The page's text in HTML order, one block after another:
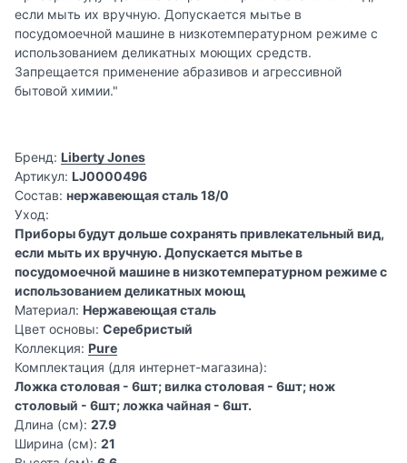
если мыть их вручную. Допускается мытье в
посудомоечной машине в низкотемпературном режиме с
использованием деликатных моющих средств.
Запрещается применение абразивов и агрессивной
бытовой химии."
Бренд: Liberty Jones
Артикул: LJ0000496
Состав: нержавеющая сталь 18/0
Уход:
Приборы будут дольше сохранять привлекательный вид,
если мыть их вручную. Допускается мытье в
посудомоечной машине в низкотемпературном режиме с
использованием деликатных моющ
Материал: Нержавеющая сталь
Цвет основы: Серебристый
Коллекция: Pure
Комплектация (для интернет-магазина):
Ложка столовая - 6шт; вилка столовая - 6шт; нож
столовый - 6шт; ложка чайная - 6шт.
Длина (см): 27.9
Ширина (см): 21